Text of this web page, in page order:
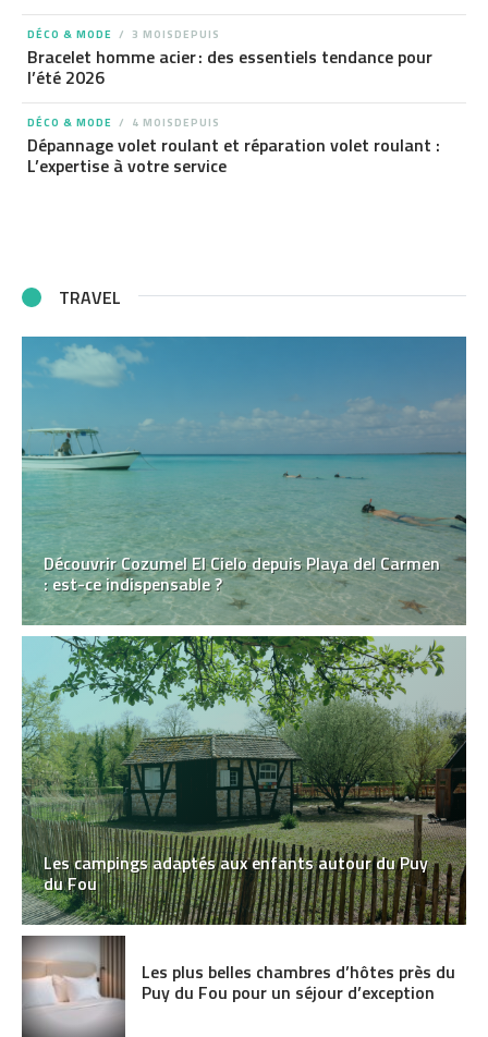
DÉCO & MODE 3 MOISDEPUIS
Bracelet homme acier : des essentiels tendance pour
l’été 2026
DÉCO & MODE 4 MOISDEPUIS
Dépannage volet roulant et réparation volet roulant :
L’expertise à votre service
TRAVEL
Découvrir Cozumel El Cielo depuis Playa del Carmen
: est-ce indispensable ?
Les campings adaptés aux enfants autour du Puy
du Fou
Les plus belles chambres d’hôtes près du
Puy du Fou pour un séjour d’exception